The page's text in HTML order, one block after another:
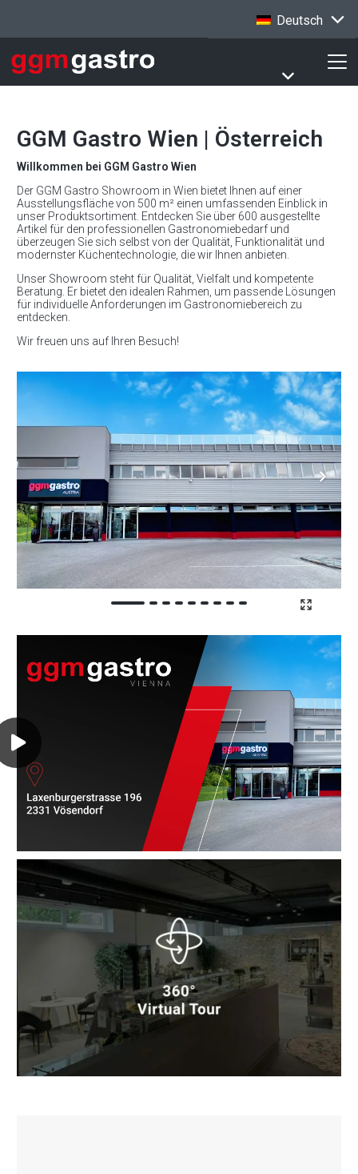
Deutsch
GGM Gastro Wien | Österreich
Willkommen bei GGM Gastro Wien
Der GGM Gastro Showroom in Wien bietet Ihnen auf einer
Ausstellungsfläche von 500 m² einen umfassenden Einblick in
unser Produktsortiment. Entdecken Sie über 600 ausgestellte
Artikel für den professionellen Gastronomiebedarf und
überzeugen Sie sich selbst von der Qualität, Funktionalität und
modernster Küchentechnologie, die wir Ihnen anbieten.
Unser Showroom steht für Qualität, Vielfalt und kompetente
Beratung. Er bietet den idealen Rahmen, um passende Lösungen
für individuelle Anforderungen im Gastronomiebereich zu
entdecken.
Wir freuen uns auf Ihren Besuch!